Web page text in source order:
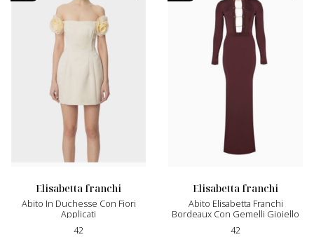
elisabetta franchi
Abito In Duchesse Con Fiori
Applicati
42
elisabetta franchi
Abito Elisabetta Franchi
Bordeaux Con Gemelli Gioiello
42